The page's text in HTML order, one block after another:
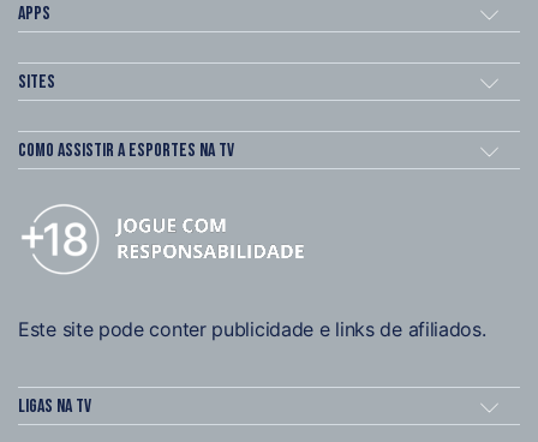
Apps
Sites
Como assistir a esportes na TV
Este site pode conter publicidade e links de afiliados.
Ligas na TV